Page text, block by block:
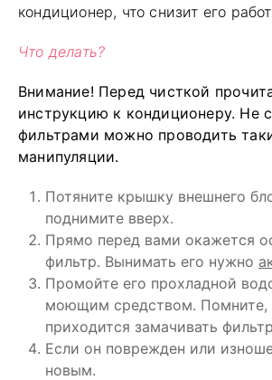
кондиционер, что снизит его
Что делать?
Внимание! Перед чисткой
инструкцию к кондиционеру. Не
фильтрами можно проводить
манипуляции.
Потяните крышку внешнего
поднимите вверх.
Прямо перед вами окажется
фильтр. Вынимать его нужно
Промойте его прохладной
моющим средством. Помните,
приходится замачивать
Если он поврежден или
новым.